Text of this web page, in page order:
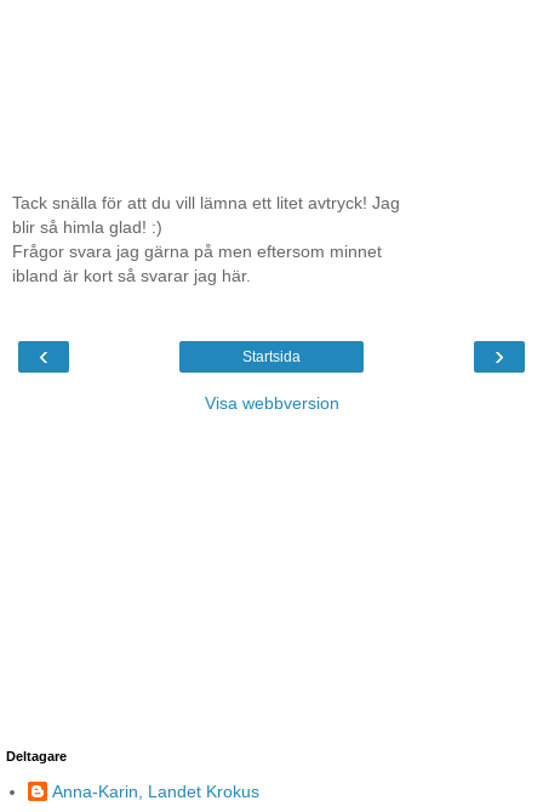
Tack snälla för att du vill lämna ett litet avtryck! Jag
blir så himla glad! :)
Frågor svara jag gärna på men eftersom minnet
ibland är kort så svarar jag här.
‹ ›
Startsida
Visa webbversion
Deltagare
Anna-Karin, Landet Krokus